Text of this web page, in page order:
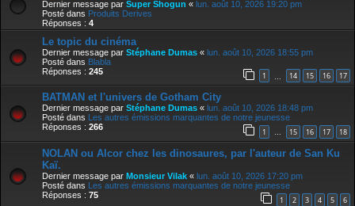
Dernier message par Super Shogun « lun. août 10, 2026 19:20 pm
Posté dans Produits Derives
Réponses : 4
Le topic du cinéma
Dernier message par Stéphane Dumas « lun. août 10, 2026 18:55 pm
Posté dans Blabla
Réponses : 245 1 14 15 16 17
BATMAN et l'univers de Gotham City
Dernier message par Stéphane Dumas « lun. août 10, 2026 18:48 pm
Posté dans
Les autres émissions marquantes de notre jeunesse
Réponses : 266 1 … 15 16 17 18
NOLAN ou Alcor chez les dinosaures, par l'auteur de San Ku
Kaï.
Dernier message par Monsieur Vilak « lun. août 10, 2026 17:20 pm
Posté dans Les autres émissions marquantes de notre jeunesse
Réponses : 75 1 2 3 4 5 6